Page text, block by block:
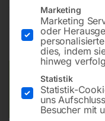
7,80
inkl. MwSt. zzgl.
Lieferzeit:ca. 2 - 3 Tage
Versandkosten
Bitte beachten Sie:
Andere Länder
Marketing
Marketing
oder
dies, indem
hinweg
Statistik
Statistik-
uns
Besucher mit